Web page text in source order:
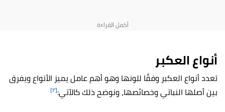
أنواع العكبر
تعدد أنواع العكبر وفقًا للونها وهو أهم عامل يميز الأنواع ويفرق
بين أصلها النباتي وخصائصها، ونوضح ذلك كالآتي:[٢]